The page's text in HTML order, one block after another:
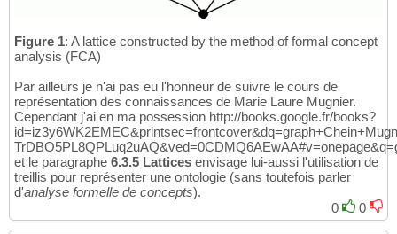
Figure 1: A lattice constructed by the method of formal concept
analysis (FCA)
Par ailleurs je n'ai pas eu l'honneur de suivre le cours de
représentation des connaissances de Marie Laure Mugnier.
Cependant j'ai en ma possession http://books.google.fr/books?
et le paragraphe 6.3.5 Lattices envisage lui-aussi l'utilisation de
treillis pour représenter une ontologie (sans toutefois parler
d'analyse formelle de concepts).
0
0